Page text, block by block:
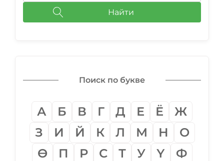
Найти
Поиск по букве
А Б В Г Д Е Ё
Ж
З
И Й К Л М Н
О
Ѳ
П Р С Т У Ү Ф